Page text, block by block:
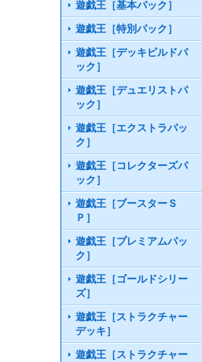
遊戯王［基本パック］
遊戯王［特別パック］
遊戯王［デッキビルドパ
ック］
遊戯王［デュエリストパ
ック］
遊戯王［エクストラパッ
ク］
遊戯王［コレクターズパ
ック］
遊戯王［ブースターＳ
Ｐ］
遊戯王［プレミアムパッ
ク］
遊戯王［ゴールドシリー
ズ］
遊戯王［ストラクチャー
デッキ］
遊戯王［ストラクチャー